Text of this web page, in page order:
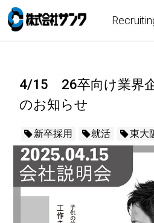
4/15 26卒向け業界
のお知らせ
新卒採用 就活 東大